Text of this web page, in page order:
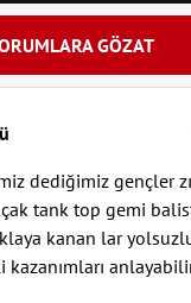
GÖZAT
dediğimiz gençler
tank top gemi
kanan lar